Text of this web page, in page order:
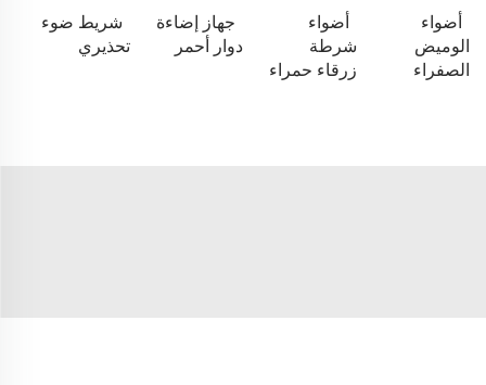
أضواء
الوميض
الصفراء
أضواء
شرطة
زرقاء حمراء
جهاز إضاءة
دوار أحمر
شريط ضوء
تحذيري